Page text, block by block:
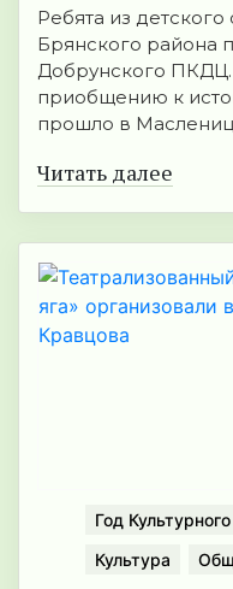
Ребята из
Брянского района
Добрунского
приобщению к
прошло в
Читать далее
Год
Культура